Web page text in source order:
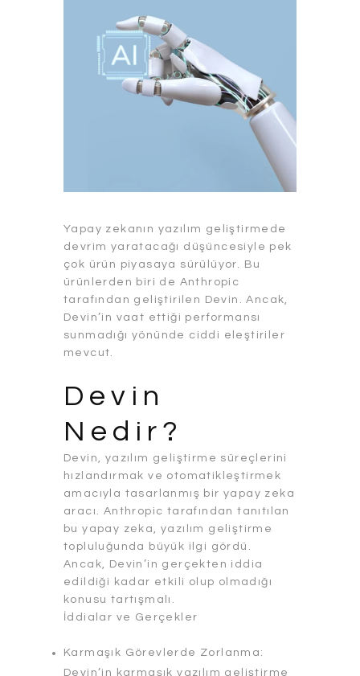
Yapay zekanın yazılım geliştirmede
devrim yaratacağı düşüncesiyle pek
çok ürün piyasaya sürülüyor. Bu
ürünlerden biri de Anthropic
tarafından geliştirilen Devin. Ancak,
Devin’in vaat ettiği performansı
sunmadığı yönünde ciddi eleştiriler
mevcut.
Devin
Nedir?
Devin, yazılım geliştirme süreçlerini
hızlandırmak ve otomatikleştirmek
amacıyla tasarlanmış bir yapay zeka
aracı. Anthropic tarafından tanıtılan
bu yapay zeka, yazılım geliştirme
topluluğunda büyük ilgi gördü.
Ancak, Devin’in gerçekten iddia
edildiği kadar etkili olup olmadığı
konusu tartışmalı.
İddialar ve Gerçekler
Karmaşık Görevlerde Zorlanma:
Devin’in karmaşık yazılım geliştirme